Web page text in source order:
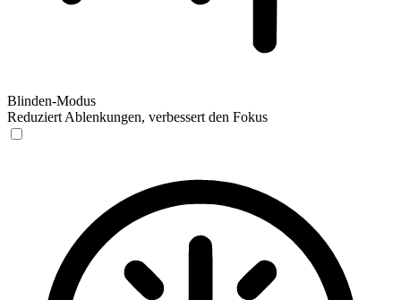
Blinden-Modus
Reduziert Ablenkungen, verbessert den Fokus